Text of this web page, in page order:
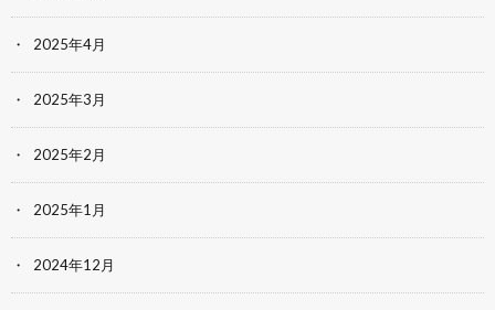
2025年4月
2025年3月
2025年2月
2025年1月
2024年12月